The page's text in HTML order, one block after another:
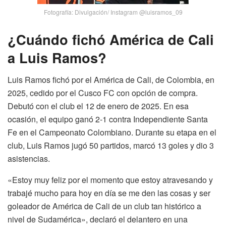
Fotografía: Divulgación/ Instagram @luisramos_09
¿Cuándo fichó América de Cali
a Luis Ramos?
Luis Ramos fichó por el América de Cali, de Colombia, en
2025, cedido por el Cusco FC con opción de compra.
Debutó con el club el 12 de enero de 2025. En esa
ocasión, el equipo ganó 2-1 contra Independiente Santa
Fe en el Campeonato Colombiano. Durante su etapa en el
club, Luis Ramos jugó 50 partidos, marcó 13 goles y dio 3
asistencias.
«Estoy muy feliz por el momento que estoy atravesando y
trabajé mucho para hoy en día se me den las cosas y ser
goleador de América de Cali de un club tan histórico a
nivel de Sudamérica», declaró el delantero en una